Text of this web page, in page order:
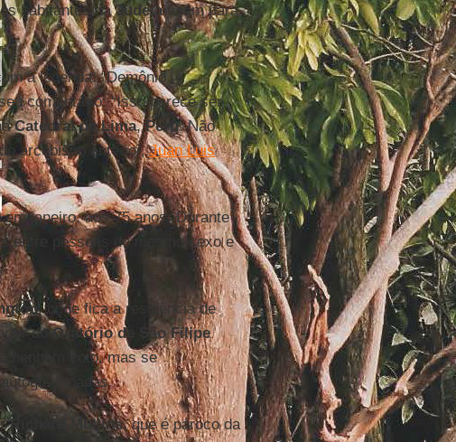
habitantes daJudeiafujam para
a legenda: “Demônio
comentário: “Isso parece ser
Catedral de Lima,Peru. Não
arcebispo anterior,Juan Luis
em janeiro, aos 75 anos. Durante
entre pessoas do mesmo sexo e
, onde fica a residência de
doOratório de São Filipe
nenhum voto, mas se
Richard Mullins, que é pároco da